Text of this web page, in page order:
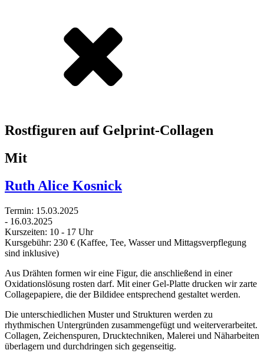
Rostfiguren auf Gelprint-Collagen
Mit
Ruth Alice Kosnick
Termin: 15.03.2025
- 16.03.2025
Kurszeiten: 10 - 17 Uhr
Kursgebühr: 230 € (Kaffee, Tee, Wasser und Mittagsverpflegung
sind inklusive)
Aus Drähten formen wir eine Figur, die anschließend in einer
Oxidationslösung rosten darf. Mit einer Gel-Platte drucken wir zarte
Collagepapiere, die der Bildidee entsprechend gestaltet werden.
Die unterschiedlichen Muster und Strukturen werden zu
rhythmischen Untergründen zusammengefügt und weiterverarbeitet.
Collagen, Zeichenspuren, Drucktechniken, Malerei und Näharbeiten
überlagern und durchdringen sich gegenseitig.